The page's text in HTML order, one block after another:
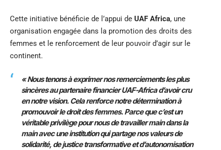
Cette initiative bénéficie de l’appui de UAF Africa, une
organisation engagée dans la promotion des droits des
femmes et le renforcement de leur pouvoir d’agir sur le
continent.
« Nous tenons à exprimer nos remerciements les plus
sincères au partenaire financier UAF-Africa d’avoir cru
en notre vision. Cela renforce notre détermination à
promouvoir le droit des femmes. Parce que c’est un
véritable privilège pour nous de travailler main dans la
main avec une institution qui partage nos valeurs de
solidarité, de justice transformative et d’autonomisation